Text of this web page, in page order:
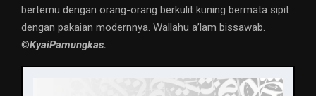
bertemu dengan orang-orang berkulit kuning bermata sipit
dengan pakaian modernnya. Wallahu a’lam bissawab.
©️KyaiPamungkas.